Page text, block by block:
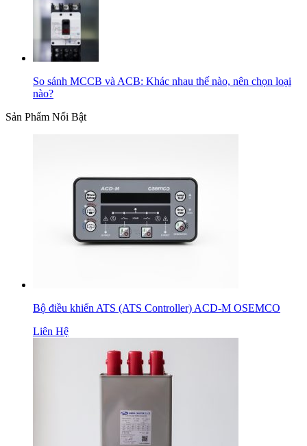
So sánh MCCB và ACB: Khác nhau thế nào, nên chọn loại
nào?
Sản Phẩm Nổi Bật
Bộ điều khiển ATS (ATS Controller) ACD-M OSEMCO
Liên Hệ